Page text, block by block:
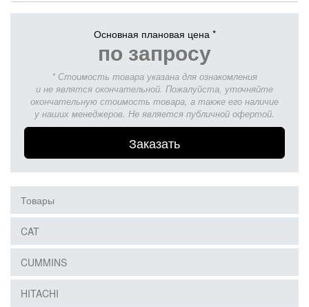
Основная плановая цена *
по запросу
* Стоимость товара указана для ознакомления
и не являтся окончательной. Пожалуйста, уточняйте
окончательную стоимость товара, а также его наличие
у наших менеджеров. Не является публичной офертой.
Заказать
Товары
CAT
CUMMINS
HITACHI